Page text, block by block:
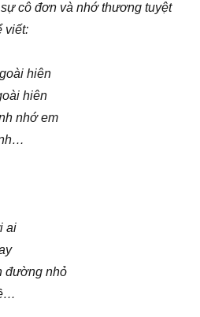
cô đơn và nhớ thương tuyệt
viết:
hiên
hiên
nhớ em
ai
đường nhỏ